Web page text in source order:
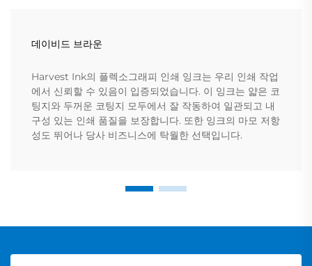
데이비드 브라운
Harvest Ink의 플렉소그래피 인쇄 잉크는 우리 인쇄 작업
에서 신뢰할 수 있음이 입증되었습니다. 이 잉크는 얇은 코
팅지와 두꺼운 코팅지 모두에서 잘 작동하여 일관되고 내
구성 있는 인쇄 품질을 보장합니다. 또한 잉크의 마모 저항
성도 뛰어나 당사 비즈니스에 탁월한 선택입니다.